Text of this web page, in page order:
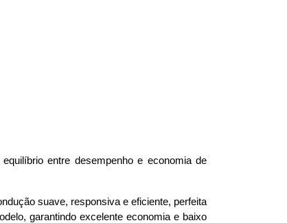
entre desempenho e economia de
suave, responsiva e eficiente, perfeita
garantindo excelente economia e baixo